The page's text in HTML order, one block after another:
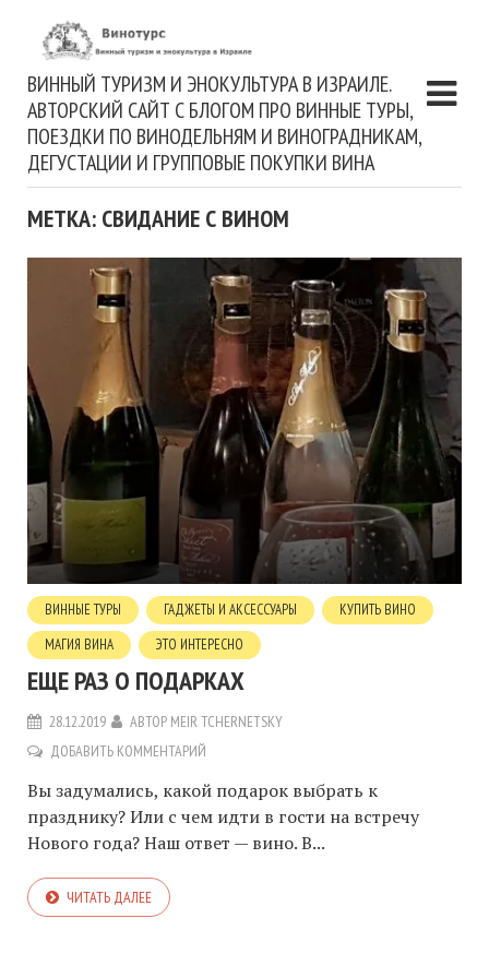
ВИННЫЙ ТУРИЗМ И ЭНОКУЛЬТУРА В ИЗРАИЛЕ.
АВТОРСКИЙ САЙТ С БЛОГОМ ПРО ВИННЫЕ ТУРЫ,
ПОЕЗДКИ ПО ВИНОДЕЛЬНЯМ И ВИНОГРАДНИКАМ,
ДЕГУСТАЦИИ И ГРУППОВЫЕ ПОКУПКИ ВИНА
МЕТКА: СВИДАНИЕ С ВИНОМ
ВИННЫЕ ТУРЫ ГАДЖЕТЫ И АКСЕССУАРЫ
КУПИТЬ ВИНО
МАГИЯ ВИНА
ЭТО ИНТЕРЕСНО
ЕЩЕ РАЗ О ПОДАРКАХ
28.12.2019 АВТОР MEIR TCHERNETSKY
ДОБАВИТЬ КОММЕНТАРИЙ
Вы задумались, какой подарок выбрать к
празднику? Или с чем идти в гости на встречу
Нового года? Наш ответ — вино. В...
ЧИТАТЬ ДАЛЕЕ